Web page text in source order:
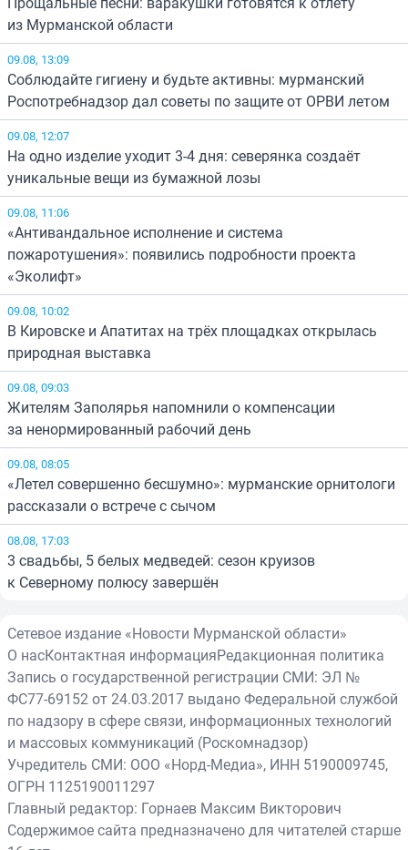
из Мурманской области
09.08, 13:09
Соблюдайте гигиену и будьте активны: мурманский
Роспотребнадзор дал советы по защите от ОРВИ летом
09.08, 12:07
На одно изделие уходит 3-4 дня: северянка создаёт
уникальные вещи из бумажной лозы
09.08, 11:06
«Антивандальное исполнение и система
пожаротушения»: появились подробности проекта
«Эколифт»
09.08, 10:02
В Кировске и Апатитах на трёх площадках открылась
природная выставка
09.08, 09:03
Жителям Заполярья напомнили о компенсации
за ненормированный рабочий день
09.08, 08:05
«Летел совершенно бесшумно»: мурманские орнитологи
рассказали о встрече с сычом
08.08, 17:03
3 свадьбы, 5 белых медведей: сезон круизов
к Северному полюсу завершён
Сетевое издание «Новости Мурманской области»
О насКонтактная информацияРедакционная политика
Запись о государственной регистрации СМИ: ЭЛ №
ФС77-69152 от 24.03.2017 выдано Федеральной службой
по надзору в сфере связи, информационных технологий
и массовых коммуникаций (Роскомнадзор)
Учредитель СМИ: ООО «Норд-Медиа», ИНН 5190009745,
ОГРН 1125190011297
Главный редактор: Горнаев Максим Викторович
Содержимое сайта предназначено для читателей старше